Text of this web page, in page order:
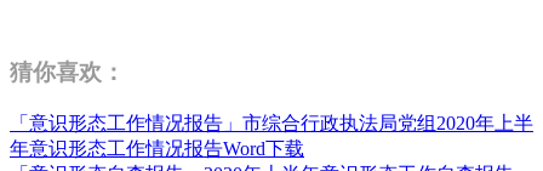
猜你喜欢：
「意识形态工作情况报告」市综合行政执法局党组2020年上半
年意识形态工作情况报告Word下载